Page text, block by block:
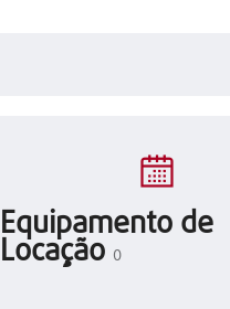
Equipamento de
Locação 0